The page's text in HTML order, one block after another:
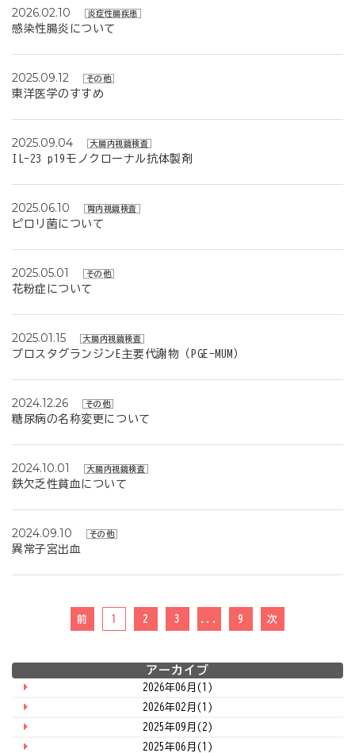
2026.02.10 炎症性腸疾患
感染性腸炎について
2025.09.12 その他
東洋医学のすすめ
2025.09.04 大腸内視鏡検査
IL-23 p19モノクローナル抗体製剤
2025.06.10 胃内視鏡検査
ピロリ菌について
2025.05.01 その他
花粉症について
2025.01.15 大腸内視鏡検査
プロスタグランジンE主要代謝物（PGE-MUM）
2024.12.26 その他
糖尿病の名称変更について
2024.10.01 大腸内視鏡検査
鉄欠乏性貧血について
2024.09.10 その他
異常子宮出血
1 2 3 ... 9
アーカイブ
2026年06月(1)
2026年02月(1)
2025年09月(2)
2025年06月(1)